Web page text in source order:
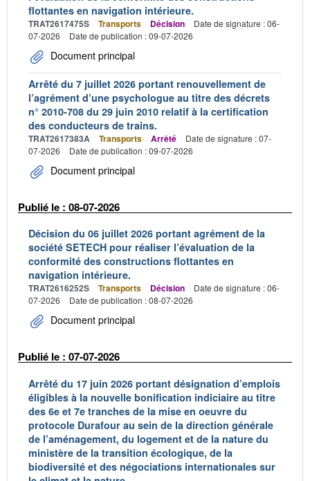
flottantes en navigation intérieure.
TRAT2617475S Transports Décision
Date de signature : 06-
07-2026
Date de publication : 09-07-2026
Document principal
Arrêté du 7 juillet 2026 portant renouvellement de
l’agrément d’une psychologue au titre des décrets
n° 2010-708 du 29 juin 2010 relatif à la certification
des conducteurs de trains.
TRAT2617383A Transports Arrêté
Date de signature : 07-
07-2026
Date de publication : 09-07-2026
Document principal
Publié le : 08-07-2026
Décision du 06 juillet 2026 portant agrément de la
société SETECH pour réaliser l’évaluation de la
conformité des constructions flottantes en
navigation intérieure.
TRAT2616252S Transports Décision
Date de signature : 06-
07-2026
Date de publication : 08-07-2026
Document principal
Publié le : 07-07-2026
Arrêté du 17 juin 2026 portant désignation d’emplois
éligibles à la nouvelle bonification indiciaire au titre
des 6e et 7e tranches de la mise en oeuvre du
protocole Durafour au sein de la direction générale
de l’aménagement, du logement et de la nature du
ministère de la transition écologique, de la
biodiversité et des négociations internationales sur